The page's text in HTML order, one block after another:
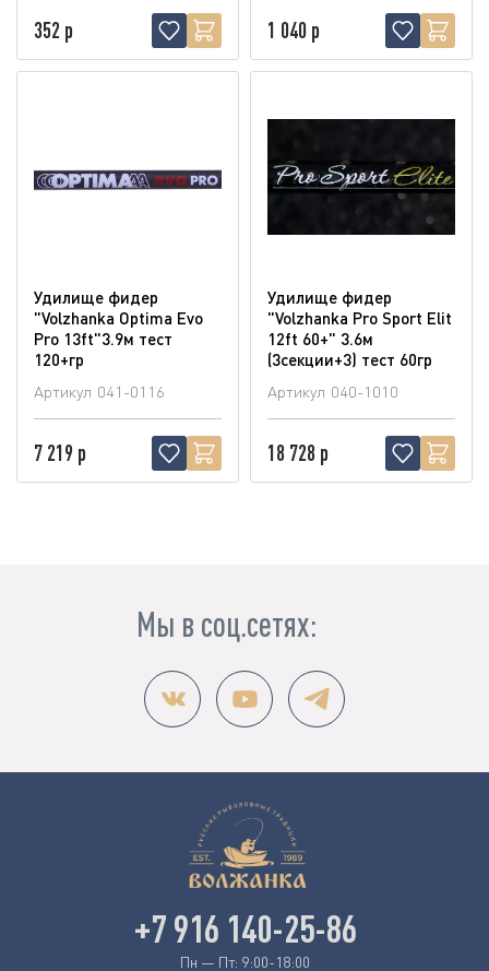
352 р 1 040 р
Удилище фидер
"Volzhanka Optima Evo
Pro 13ft"3.9м тест
120+гр
Артикул 041-0116
7 219 р
Удилище фидер
"Volzhanka Pro Sport Elit
12ft 60+" 3.6м
(3секции+3) тест 60гр
Артикул 040-1010
18 728 р
Мы в соц.сетях:
+7 916 140-25-86
Пн — Пт: 9:00-18:00